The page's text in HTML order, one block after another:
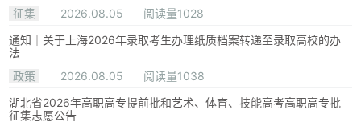
征集 2026.08.05
阅读量1028
通知｜关于上海2026年录取考生办理纸质档案转递至录取高校的办
法
政策
2026.08.05
阅读量1038
湖北省2026年高职高专提前批和艺术、体育、技能高考高职高专批
征集志愿公告